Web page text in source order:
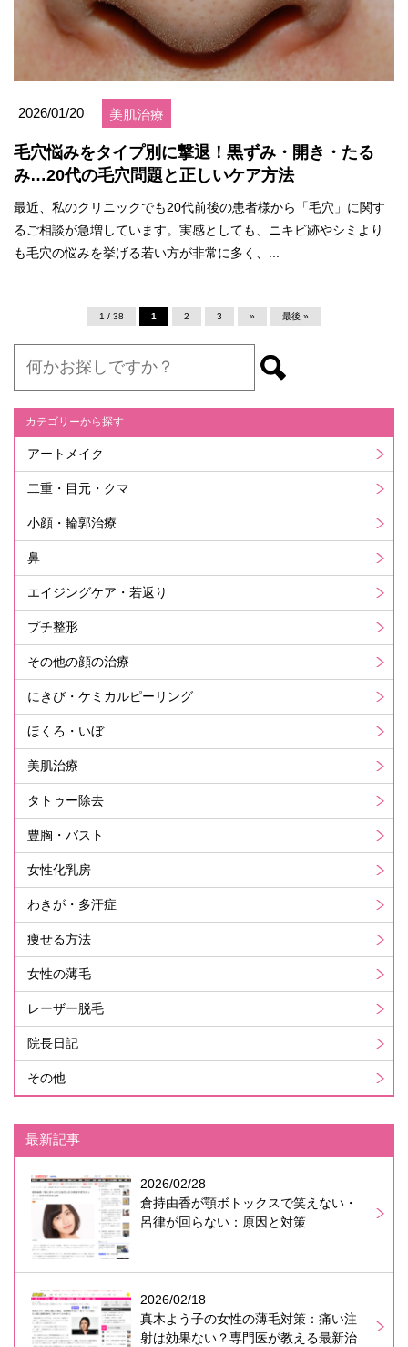
2026/01/20 美肌治療
毛穴悩みをタイプ別に撃退！黒ずみ・開き・たる
み…20代の毛穴問題と正しいケア方法
最近、私のクリニックでも20代前後の患者様から「毛穴」に関す
るご相談が急増しています。実感としても、ニキビ跡やシミより
も毛穴の悩みを挙げる若い方が非常に多く、...
1 / 38 1 2 3 » 最後 »
カテゴリーから探す
アートメイク
二重・目元・クマ
小顔・輪郭治療
鼻
エイジングケア・若返り
プチ整形
その他の顔の治療
にきび・ケミカルピーリング
ほくろ・いぼ
美肌治療
タトゥー除去
豊胸・バスト
女性化乳房
わきが・多汗症
痩せる方法
女性の薄毛
レーザー脱毛
院長日記
その他
最新記事
2026/02/28
倉持由香が顎ボトックスで笑えない・
呂律が回らない：原因と対策
2026/02/18
真木よう子の女性の薄毛対策：痛い注
射は効果ない？専門医が教える最新治